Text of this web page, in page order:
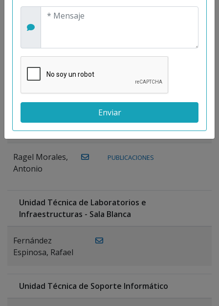
Prieto, Antonio
Mora
Gutiérrez, José
PUBLICACIONES
Moreno
Rocío
Ragel Morales,
Antonio
PUBLICACIONES
Unidad Técnica de Laboratorios e
Infraestructuras - Sala Blanca
Fernández
Espinosa, Rafael
Unidad Técnica de Soporte Informático